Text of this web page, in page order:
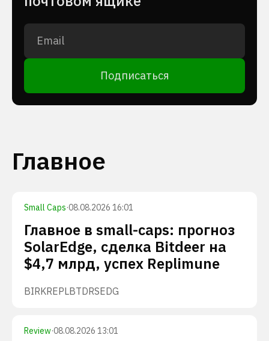
Подписаться
Главное
Small Caps·08.08.2026 16:01
Главное в small-caps: прогноз
SolarEdge, сделка Bitdeer на
$4,7 млрд, успех Replimune
BIRKREPLBTDRSEDG
Review·08.08.2026 13:01